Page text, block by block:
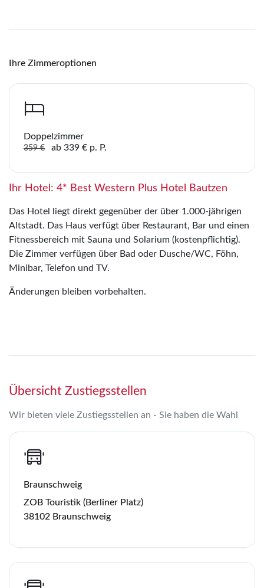
Sie haben noch keine Reisen auf der Merkliste
Telegram
per E-Mail senden
Link kopieren
Ihre Zimmeroptionen
Doppelzimmer
359 € ab 339 € p. P.
Ihr Hotel: 4* Best Western Plus Hotel Bautzen
Das Hotel liegt direkt gegenüber der über 1.000-jährigen
Altstadt. Das Haus verfügt über Restaurant, Bar und einen
Fitnessbereich mit Sauna und Solarium (kostenpflichtig).
Die Zimmer verfügen über Bad oder Dusche/WC, Föhn,
Minibar, Telefon und TV.
Änderungen bleiben vorbehalten.
Übersicht Zustiegsstellen
Wir bieten viele Zustiegsstellen an - Sie haben die Wahl
Braunschweig
ZOB Touristik (Berliner Platz)
38102 Braunschweig